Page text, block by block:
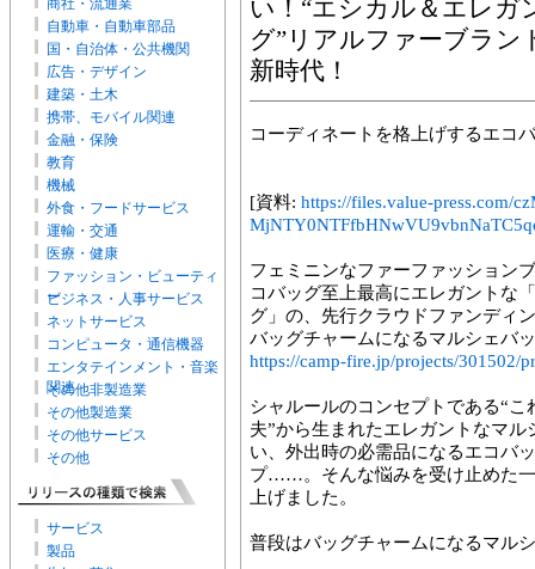
商社・流通業
自動車・自動車部品
国・自治体・公共機関
広告・デザイン
建築・土木
携帯、モバイル関連
金融・保険
教育
機械
外食・フードサービス
運輸・交通
医療・健康
ファッション・ビューティ
ー
ビジネス・人事サービス
ネットサービス
コンピュータ・通信機器
エンタテインメント・音楽
関連
その他非製造業
その他製造業
その他サービス
その他
サービス
製品
い！“エシカル＆エレガ
グ”リアルファーブラン
新時代！
コーディネートを格上げするエコ
[資料: https://files.value-press.com/
フェミニンなファーファッション
コバッグ至上最高にエレガントな
グ」の、先行クラウドファンディ
バッグチャームになるマルシェバ
https://camp-fire.jp/projects/301502/
シャルールのコンセプトである“
夫”から生まれたエレガントなマ
い、外出時の必需品になるエコバ
プ……。そんな悩みを受け止めた
上げました。
普段はバッグチャームになるマル